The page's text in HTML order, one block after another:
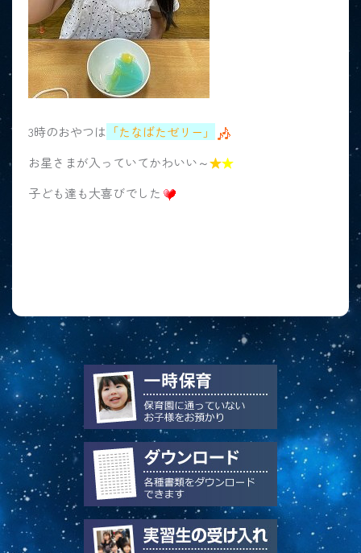
3時のおやつは 「たなばたゼリー」
お星さまが入っていてかわいい～★★
子ども達も大喜びでした